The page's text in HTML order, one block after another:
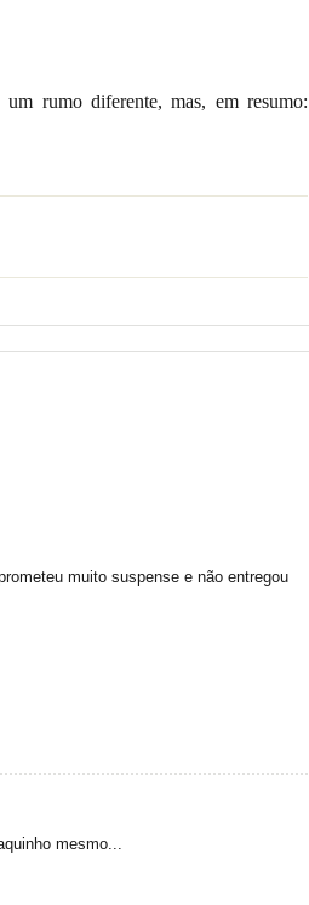
rumo diferente, mas, em resumo:
muito suspense e não entregou
mesmo...